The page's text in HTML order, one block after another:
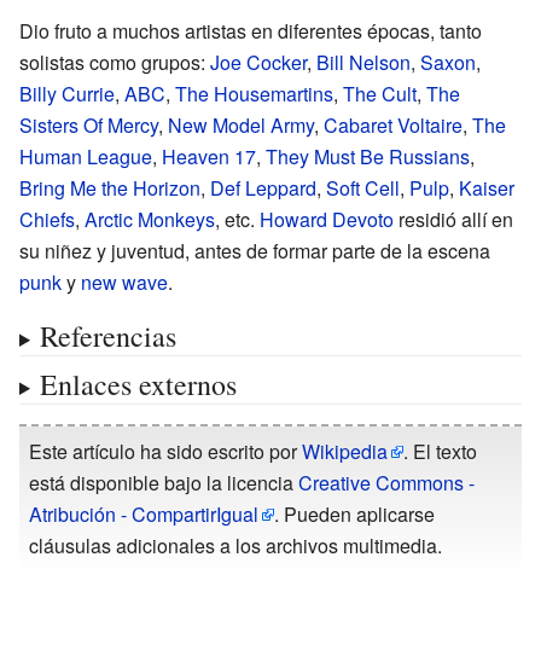
Dio fruto a muchos artistas en diferentes épocas, tanto
solistas como grupos: Joe Cocker, Bill Nelson, Saxon,
Billy Currie, ABC, The Housemartins, The Cult, The
Sisters Of Mercy, New Model Army, Cabaret Voltaire, The
Human League, Heaven 17, They Must Be Russians,
Bring Me the Horizon, Def Leppard, Soft Cell, Pulp, Kaiser
Chiefs, Arctic Monkeys, etc. Howard Devoto residió allí en
su niñez y juventud, antes de formar parte de la escena
punky new wave.
Referencias
Enlaces externos
Este artículo ha sido escrito porWikipedia
. El texto
está disponible bajo la licenciaCreative Commons -
Atribución - CompartirIgual
. Pueden aplicarse
cláusulas adicionales a los archivos multimedia.